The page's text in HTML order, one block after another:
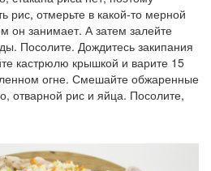
рис, отмерьте в какой-то мерной
он занимает. А затем залейте
Посолите. Дождитесь закипания
кастрюлю крышкой и варите 15
огне. Смешайте обжаренные
отварной рис и яйца. Посолите,